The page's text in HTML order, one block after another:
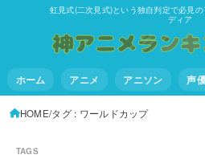
虹見式(二次見式)という独自判定で必見
ディア
ホーム アニメ アニソン 声
HOME タグ : ワールドカップ